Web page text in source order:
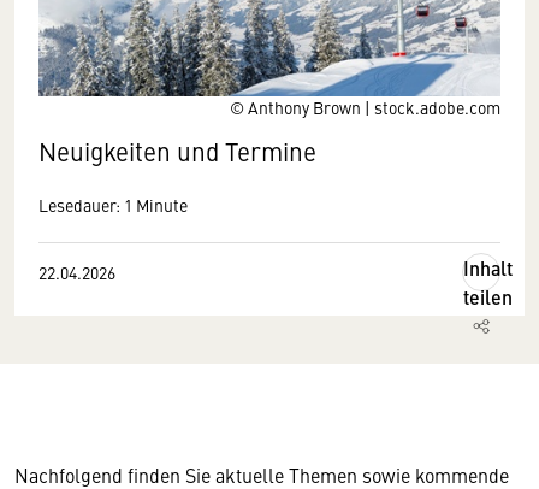
© Anthony Brown | stock.adobe.com
Neuigkeiten und Termine
Lesedauer: 1 Minute
22.04.2026
Inhalt
teilen
Nachfolgend finden Sie aktuelle Themen sowie kommende